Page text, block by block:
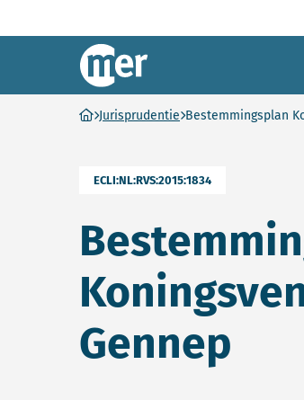
Commissie mer
Ga naar homepage
Jurisprudentie Bestemmingsplan
ECLI:NL:RVS:2015:1834
Gennep